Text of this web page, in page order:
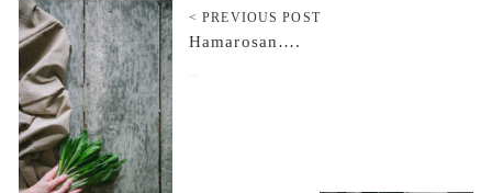
< PREVIOUS POST
Hamarosan….